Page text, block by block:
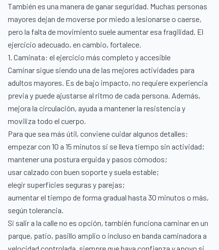
También es una manera de ganar seguridad. Muchas personas
mayores dejan de moverse por miedo a lesionarse o caerse,
pero la falta de movimiento suele aumentar esa fragilidad. El
ejercicio adecuado, en cambio, fortalece.
1. Caminata: el ejercicio más completo y accesible
Caminar sigue siendo una de las mejores actividades para
adultos mayores. Es de bajo impacto, no requiere experiencia
previa y puede ajustarse al ritmo de cada persona. Además,
mejora la circulación, ayuda a mantener la resistencia y
moviliza todo el cuerpo.
Para que sea más útil, conviene cuidar algunos detalles:
empezar con 10 a 15 minutos si se lleva tiempo sin actividad;
mantener una postura erguida y pasos cómodos;
usar calzado con buen soporte y suela estable;
elegir superficies seguras y parejas;
aumentar el tiempo de forma gradual hasta 30 minutos o más,
según tolerancia.
Si salir a la calle no es opción, también funciona caminar en un
parque, patio, pasillo amplio o incluso en banda caminadora a